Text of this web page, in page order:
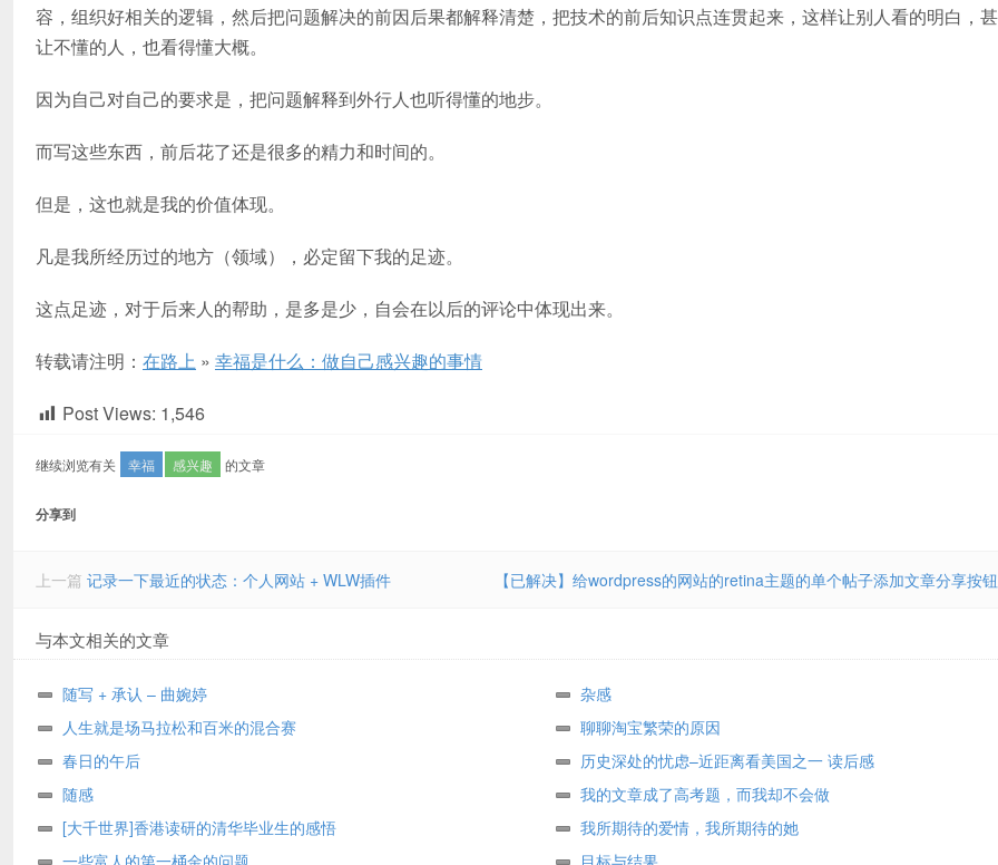
容，组织好相关的逻辑，然后把问题解决的前因后果都解释清楚，把技术的前后知识点连贯起来，这样让别人看的明白，
让不懂的人，也看得懂大概。
因为自己对自己的要求是，把问题解释到外行人也听得懂的地步。
而写这些东西，前后花了还是很多的精力和时间的。
但是，这也就是我的价值体现。
凡是我所经历过的地方（领域），必定留下我的足迹。
这点足迹，对于后来人的帮助，是多是少，自会在以后的评论中体现出来。
转载请注明： 在路上 » 幸福是什么：做自己感兴趣的事情
Post Views: 1,546
继续浏览有关 幸福 感兴趣 的文章
分享到
上一篇 记录一下最近的状态：个人网站 + WLW插件 【已解决】给wordpress的网站的retina主题的单个帖子添加文章分享按钮
与本文相关的文章
随写 + 承认 – 曲婉婷
杂感
人生就是场马拉松和百米的混合赛
聊聊淘宝繁荣的原因
春日的午后
历史深处的忧虑–近距离看美国之一 读后感
随感
我的文章成了高考题，而我却不会做
[大千世界]香港读研的清华毕业生的感悟
我所期待的爱情，我所期待的她
一些富人的第一桶金的问题
目标与结果